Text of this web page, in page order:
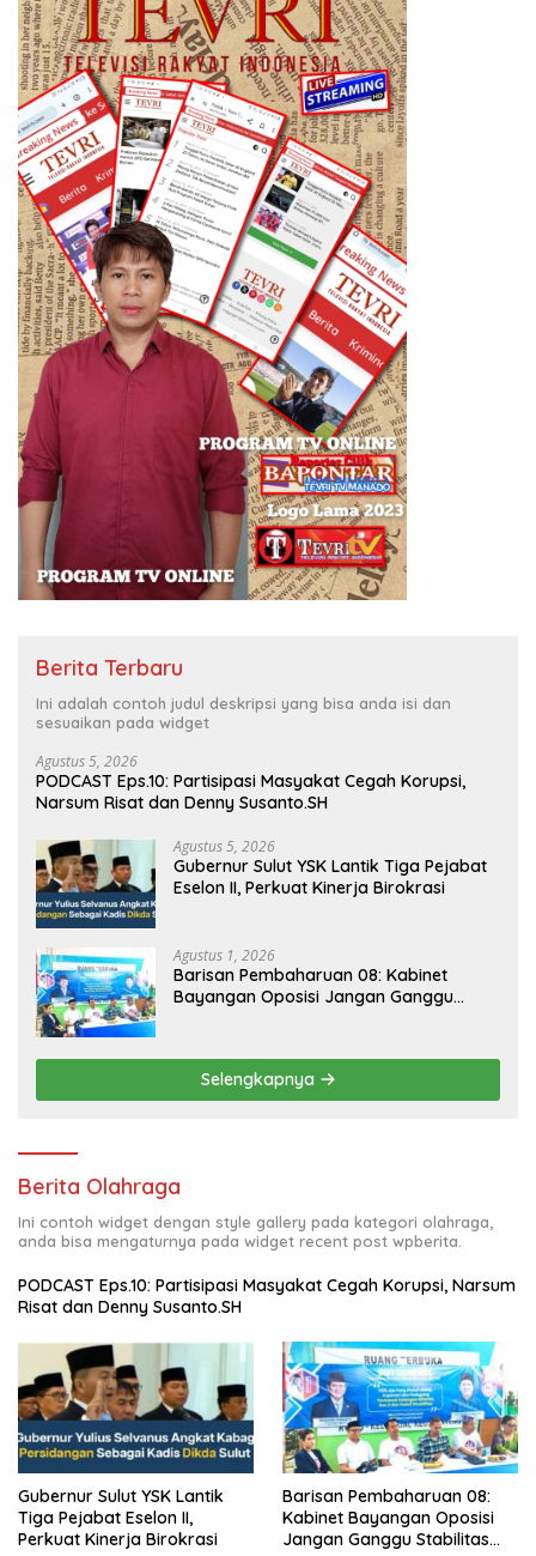
Berita Terbaru
Ini adalah contoh judul deskripsi yang bisa anda isi dan
sesuaikan pada widget
Agustus 5, 2026
PODCAST Eps.10: Partisipasi Masyakat Cegah Korupsi,
Narsum Risat dan Denny Susanto.SH
Agustus 5, 2026
Gubernur Sulut YSK Lantik Tiga Pejabat
Eselon II, Perkuat Kinerja Birokrasi
Agustus 1, 2026
Barisan Pembaharuan 08: Kabinet
Bayangan Oposisi Jangan Ganggu
Selengkapnya
Berita Olahraga
Ini contoh widget dengan style gallery pada kategori olahraga,
anda bisa mengaturnya pada widget recent post wpberita.
PODCAST Eps.10: Partisipasi Masyakat Cegah Korupsi, Narsum
Risat dan Denny Susanto.SH
Gubernur Sulut YSK Lantik
Tiga Pejabat Eselon II,
Perkuat Kinerja Birokrasi
Barisan Pembaharuan 08:
Kabinet Bayangan Oposisi
Jangan Ganggu Stabilitas